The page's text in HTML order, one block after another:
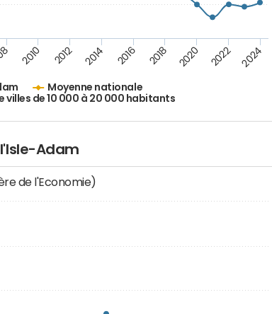
Moyenne nationale
villes de 10 000 à 20 000 habitants
2010 2012 2014 2016 2018 2020 2022 2024
Adam
de l'Economie)